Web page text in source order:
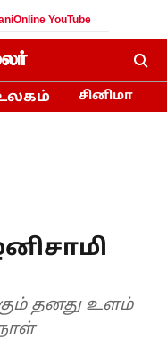
YouTube
சினிமா
தனது உளம்